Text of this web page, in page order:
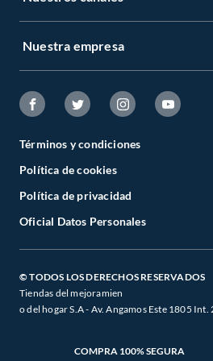
Nuestra empresa
Términos y condiciones
Política de cookies
Política de privacidad
Oficial Datos Personales
© TODOS LOS DERECHOS RESERVADOS
Tiendas del mejoramien
o del hogar S.A - Av. Angamos Este 1805
COMPRA 100% SEGURA